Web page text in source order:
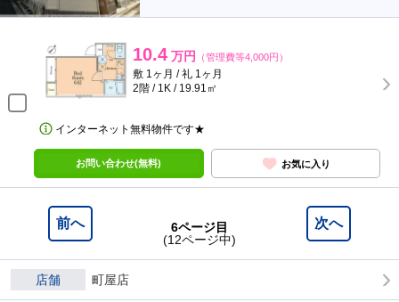
10.4 万円 （管理費等4,000円）
敷 1ヶ月 / 礼 1ヶ月
2階 / 1K / 19.91㎡
インターネット無料物件です★
お問い合わせ(無料) お気に入り
前へ 次へ
6ページ目
(12ページ中)
店舗 町屋店